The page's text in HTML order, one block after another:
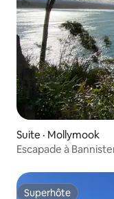
Suite · Mollymook
Superhôte